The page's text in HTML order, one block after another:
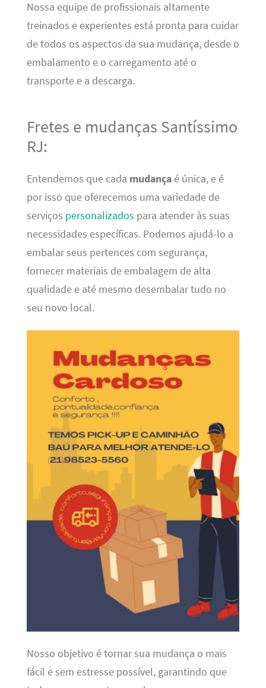
Nossa equipe de profissionais altamente
treinados e experientes está pronta para cuidar
de todos os aspectos da sua mudança, desde o
embalamento e o carregamento até o
transporte e a descarga.
Fretes e mudanças Santíssimo
RJ:
Entendemos que cada mudançaé única, e é
por isso que oferecemos uma variedade de
serviços personalizados para atender às suas
necessidades específicas. Podemos ajudá-lo a
embalar seus pertences com segurança,
fornecer materiais de embalagem de alta
qualidade e até mesmo desembalar tudo no
seu novo local.
Nosso objetivo é tornar sua mudança o mais
fácil e sem estresse possível, garantindo que